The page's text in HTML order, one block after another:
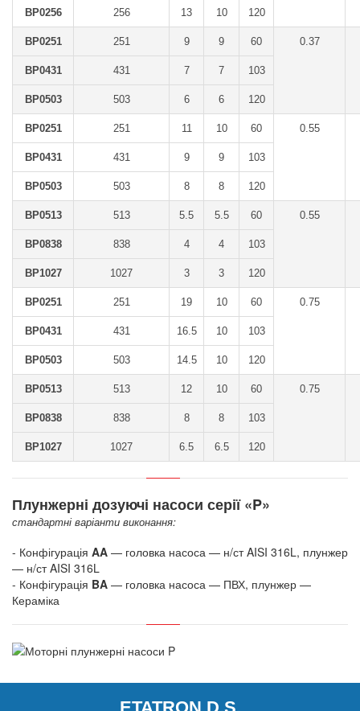
BP0256 256 13 10 120
BP0251 251 9 9 60 0.37
BP0431 431 7 7 103
BP0503 503 6 6 120
BP0251 251 11 10 60 0.55
BP0431 431 9 9 103
BP0503 503 8 8 120
BP0513 513 5.5 5.5 60 0.55
BP0838 838 4 4 103
BP1027 1027 3 3 120
BP0251 251 19 10 60 0.75
BP0431 431 16.5 10 103
BP0503 503 14.5 10 120
BP0513 513 12 10 60 0.75
BP0838 838 8 8 103
BP1027 1027 6.5 6.5 120
Плунжерні дозуючі насоси серії «P»
стандартні варіанти виконання:
- Конфігурація AA — головка насоса — н/ст AISI 316L, плунжер
— н/ст AISI 316L
- Конфігурація BA — головка насоса — ПВХ, плунжер —
Кераміка